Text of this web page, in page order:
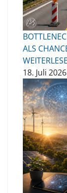
ALS
18. Juli 2026